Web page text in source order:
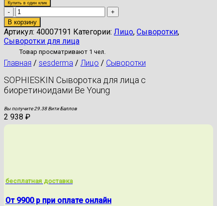
Купить в один клик
Количество
товара
SOPHIESKIN
Сыворотка
для
с
биоретиноидами
Be
Young
В корзину
Артикул: 40007191 Категории: Лицо, Сыворотки,
Сыворотки для лица
Товар просматривают 1 чел.
Главная / sesderma / Лицо / Сыворотки
SOPHIESKIN Сыворотка для лица с
биоретиноидами Be Young
Вы получите 29.38 Вити Баллов
2 938 ₽
бесплатная доставка
От 9900 р при оплате онлайн